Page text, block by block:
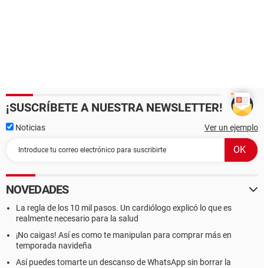
¡SUSCRÍBETE A NUESTRA NEWSLETTER!
Noticias Ver un ejemplo
NOVEDADES
La regla de los 10 mil pasos. Un cardiólogo explicó lo que es
realmente necesario para la salud
¡No caigas! Así es como te manipulan para comprar más en
temporada navideña
Así puedes tomarte un descanso de WhatsApp sin borrar la